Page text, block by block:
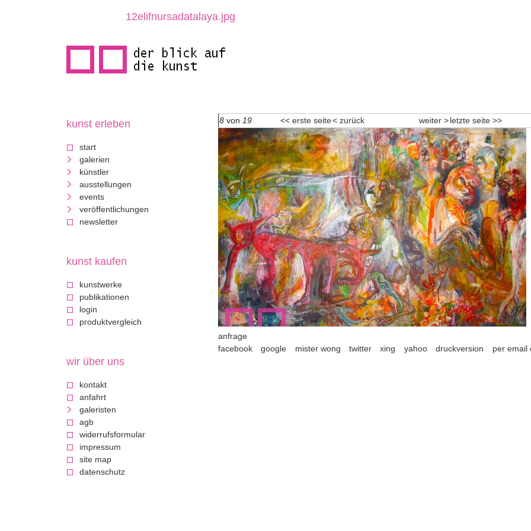
12elifnursadatalaya.jpg
d
e
r
b
i
c
k
u
f
d
i
e
8von 19 << erste seite< zurück weiter > letzte seite >>
anfrage
facebook
google mister wong twitter xing yahoo druckversion per email
kunst erleben
start
galerien
künstler
ausstellungen
events
veröffentlichungen
newsletter
kunst kaufen
kunstwerke
publikationen
login
produktvergleich
wir über uns
kontakt
anfahrt
galeristen
agb
widerrufsformular
impressum
site map
datenschutz